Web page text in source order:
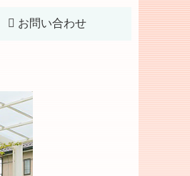
お問い合わせ